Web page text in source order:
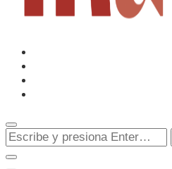
Matiz
Un espacio editorial donde
muchos sentimos y pocos
donde también compartiré
conmueven, me sorprenden o
¿Buscas
algo?